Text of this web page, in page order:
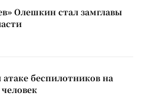
Олешкин стал замглавы
беспилотников на